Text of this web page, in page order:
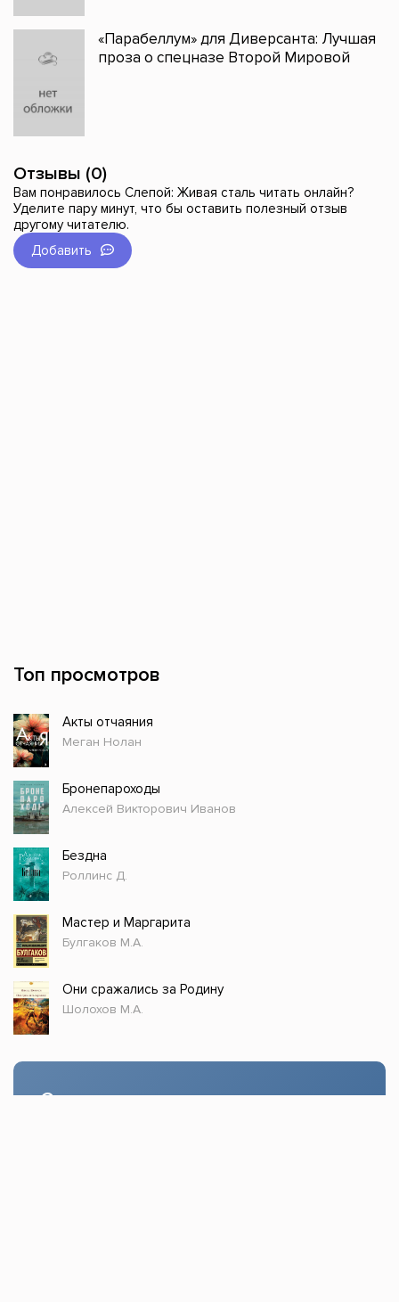
«Парабеллум» для Диверсанта: Лучшая
проза о спецназе Второй Мировой
Отзывы (0)
Вам понравилось Слепой: Живая сталь читать онлайн?
Уделите пару минут, что бы оставить полезный отзыв
другому читателю.
Добавить
Топ просмотров
Акты отчаяния
Меган Нолан
Бронепароходы
Алексей Викторович Иванов
Бездна
Роллинс Д.
Мастер и Маргарита
Булгаков М.А.
Они сражались за Родину
Шолохов М.А.
Стол заказов